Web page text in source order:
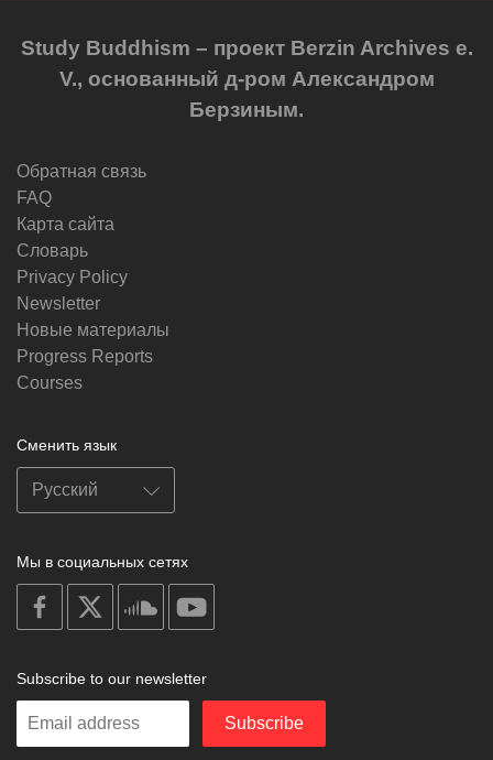
Study Buddhism – проект Berzin Archives e.
V., основанный д-ром Александром
Берзиным.
Обратная связь
FAQ
Карта сайта
Словарь
Privacy Policy
Newsletter
Новые материалы
Progress Reports
Courses
Сменить язык
Мы в социальных сетях
on
facebook
soundcloud
Subscribe to our newsletter
Enter
Subscribe